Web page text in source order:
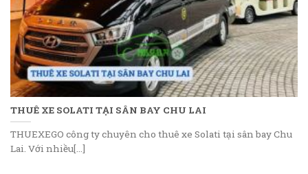
THUÊ XE SOLATI TẠI SÂN BAY CHU LAI
THUEXEGO công ty chuyên cho thuê xe Solati tại sân bay Chu
Lai. Với nhiều[...]